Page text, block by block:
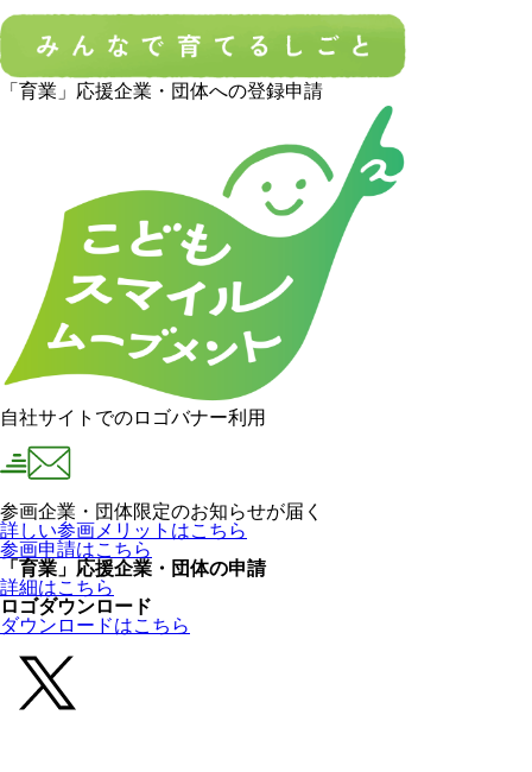
「育業」応援企業・団体への登録申請
自社サイトでのロゴバナー利用
参画企業・団体限定のお知らせが届く
詳しい参画メリットはこちら
参画申請はこちら
「育業」応援企業・団体の申請
詳細はこちら
ロゴダウンロード
ダウンロードはこちら